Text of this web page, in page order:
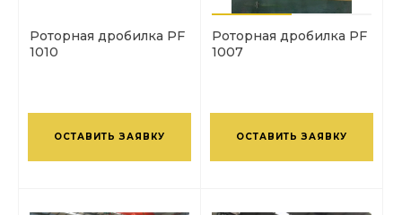
Роторная дробилка PF
1010
ОСТАВИТЬ ЗАЯВКУ
Роторная дробилка PF
1007
ОСТАВИТЬ ЗАЯВКУ